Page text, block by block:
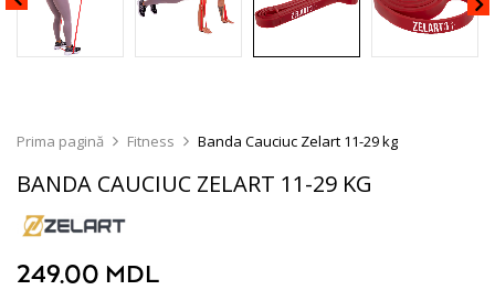
Prima pagină Fitness Banda Cauciuc Zelart 11-29 kg
BANDA CAUCIUC ZELART 11-29 KG
249.00 MDL